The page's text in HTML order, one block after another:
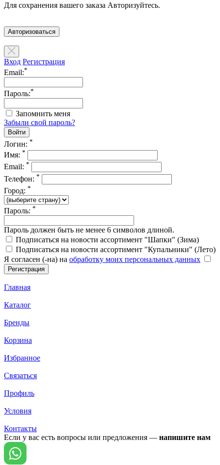
Для сохранения вашего заказа Авторизуйтесь.
Авторизоваться
Вход Регистрация
Email:*
Пароль:*
Запомнить меня
Забыли свой пароль?
Логин: *
Имя: *
Email: *
Телефон: *
Город: *
Пароль: *
Пароль должен быть не менее 6 символов длиной.
Подписаться на новости ассортимент "Шапки" (Зима)
Подписаться на новости ассортимент "Купальники" (Лето)
Я согласен (-на) на обработку моих персональных данных
Главная
Каталог
Бренды
Корзина
Избранное
Связаться
Профиль
Условия
Контакты
Если у вас есть вопросы или предложения — напишите нам